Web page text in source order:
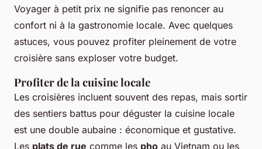
Voyager à petit prix ne signifie pas renoncer au
confort ni à la gastronomie locale. Avec quelques
astuces, vous pouvez profiter pleinement de votre
croisière sans exploser votre budget.
Profiter de la cuisine locale
Les croisières incluent souvent des repas, mais sortir
des sentiers battus pour déguster la cuisine locale
est une double aubaine : économique et gustative.
Les plats de rue comme les pho au Vietnam ou les